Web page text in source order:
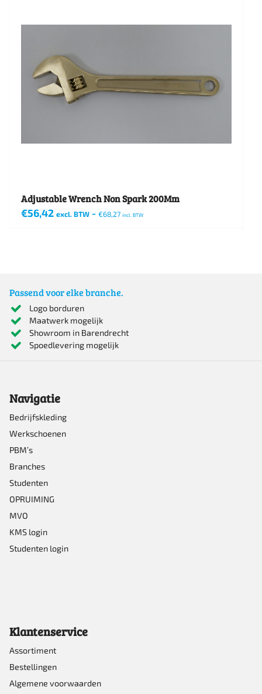
Adjustable Wrench Non Spark 200Mm
€56,42 excl. BTW - €68,27 incl. BTW
Passend voor elke branche.
Logo borduren
Maatwerk mogelijk
Showroom in Barendrecht
Spoedlevering mogelijk
Navigatie
Bedrijfskleding
Werkschoenen
PBM’s
Branches
Studenten
OPRUIMING
MVO
KMS login
Studenten login
Klantenservice
Assortiment
Bestellingen
Algemene voorwaarden